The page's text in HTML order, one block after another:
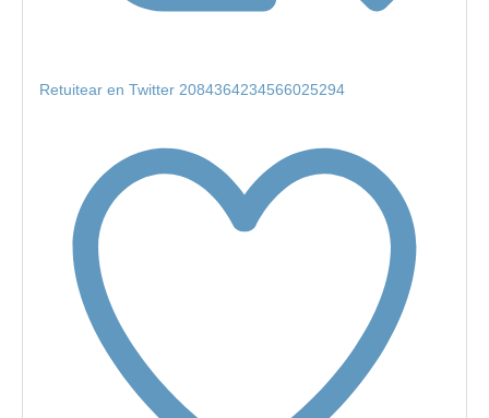
Retuitear en Twitter 2084364234566025294